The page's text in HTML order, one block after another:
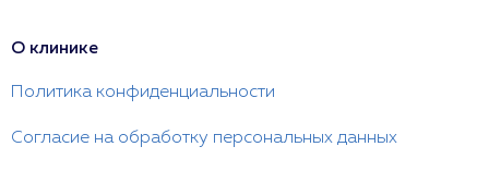
О клинике
Политика конфиденциальности
Согласие на обработку персональных данных